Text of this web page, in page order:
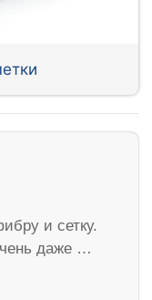
и сетку.
даже …